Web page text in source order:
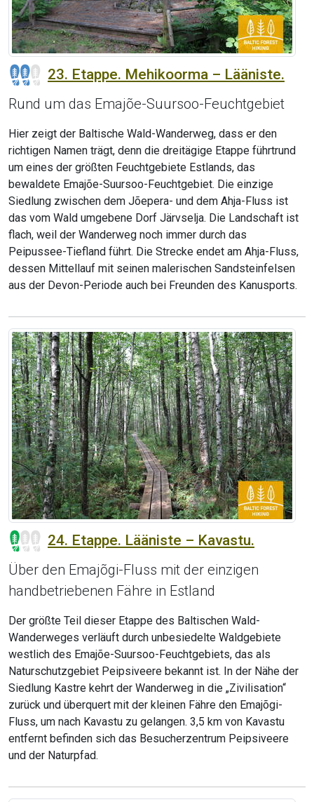
23. Etappe. Mehikoorma – Lääniste.
Rund um das Emajõe-Suursoo-Feuchtgebiet
Hier zeigt der Baltische Wald-Wanderweg, dass er den
richtigen Namen trägt, denn die dreitägige Etappe führtrund
um eines der größten Feuchtgebiete Estlands, das
bewaldete Emajõe-Suursoo-Feuchtgebiet. Die einzige
Siedlung zwischen dem Jõepera- und dem Ahja-Fluss ist
das vom Wald umgebene Dorf Järvselja. Die Landschaft ist
flach, weil der Wanderweg noch immer durch das
Peipussee-Tiefland führt. Die Strecke endet am Ahja-Fluss,
dessen Mittellauf mit seinen malerischen Sandsteinfelsen
aus der Devon-Periode auch bei Freunden des Kanusports.
24. Etappe. Lääniste – Kavastu.
Über den Emajõgi-Fluss mit der einzigen
handbetriebenen Fähre in Estland
Der größte Teil dieser Etappe des Baltischen Wald-
Wanderweges verläuft durch unbesiedelte Waldgebiete
westlich des Emajõe-Suursoo-Feuchtgebiets, das als
Naturschutzgebiet Peipsiveere bekannt ist. In der Nähe der
Siedlung Kastre kehrt der Wanderweg in die „Zivilisation“
zurück und überquert mit der kleinen Fähre den Emajõgi-
Fluss, um nach Kavastu zu gelangen. 3,5 km von Kavastu
entfernt befinden sich das Besucherzentrum Peipsiveere
und der Naturpfad.